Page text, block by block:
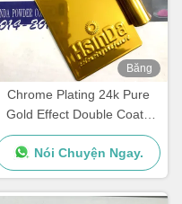
Băng
Chrome Plating 24k Pure
Gold Effect Double Coats
Electrostatic Powder Coating
Cho đồ nội thất sang trọng
Nói Chuyện Ngay.